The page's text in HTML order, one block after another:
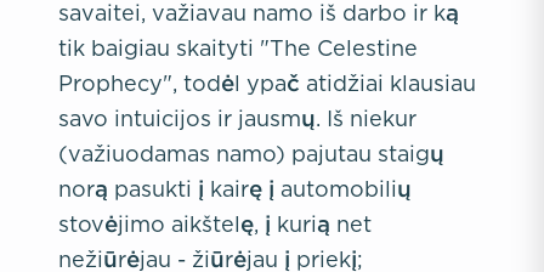
savaitei, važiavau namo iš darbo ir ką
tik baigiau skaityti "The Celestine
Prophecy", todėl ypač atidžiai klausiau
savo intuicijos ir jausmų. Iš niekur
(važiuodamas namo) pajutau staigų
norą pasukti į kairę į automobilių
stovėjimo aikštelę, į kurią net
nežiūrėjau - žiūrėjau į priekį;